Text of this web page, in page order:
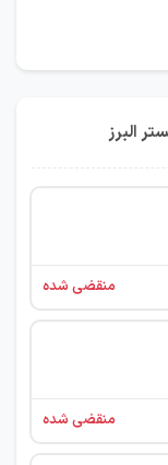
البرز
منقضی شده
منقضی شده